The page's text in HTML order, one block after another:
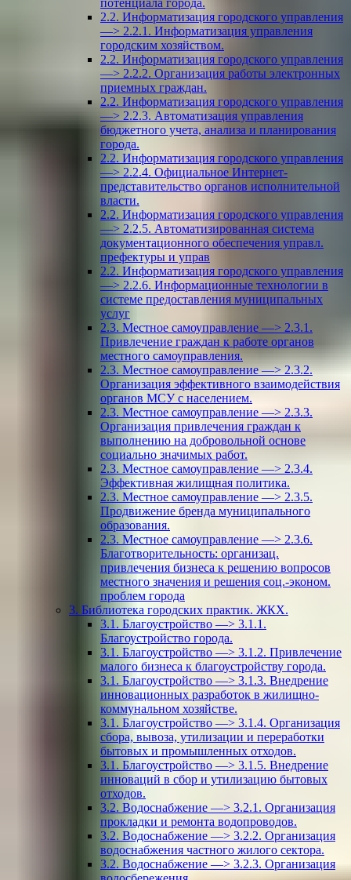
потенциала города.
2.2. Информатизация городского управления
—> 2.2.1. Информатизация управления
городским хозяйством.
2.2. Информатизация городского управления
—> 2.2.2. Организация работы электронных
приемных граждан.
2.2. Информатизация городского управления
—> 2.2.3. Автоматизация управления
бюджетного учета, анализа и планирования
города.
2.2. Информатизация городского управления
—> 2.2.4. Официальное Интернет-
представительство органов исполнительной
власти.
2.2. Информатизация городского управления
—> 2.2.5. Автоматизированная система
документационного обеспечения управл.
префектуры и управ
2.2. Информатизация городского управления
—> 2.2.6. Информационные технологии в
системе предоставления муниципальных
услуг
2.3. Местное самоуправление —> 2.3.1.
Привлечение граждан к работе органов
местного самоуправления.
2.3. Местное самоуправление —> 2.3.2.
Организация эффективного взаимодействия
органов МСУ с населением.
2.3. Местное самоуправление —> 2.3.3.
Организация привлечения граждан к
выполнению на добровольной основе
социально значимых работ.
2.3. Местное самоуправление —> 2.3.4.
Эффективная жилищная политика.
2.3. Местное самоуправление —> 2.3.5.
Продвижение бренда муниципального
образования.
2.3. Местное самоуправление —> 2.3.6.
Благотворительность: организац.
привлечения бизнеса к решению вопросов
местного значения и решения соц.-эконом.
проблем города
3. Библиотека городских практик. ЖКХ.
3.1. Благоустройство —> 3.1.1.
Благоустройство города.
3.1. Благоустройство —> 3.1.2. Привлечение
малого бизнеса к благоустройству города.
3.1. Благоустройство —> 3.1.3. Внедрение
инновационных разработок в жилищно-
коммунальном хозяйстве.
3.1. Благоустройство —> 3.1.4. Организация
сбора, вывоза, утилизации и переработки
бытовых и промышленных отходов.
3.1. Благоустройство —> 3.1.5. Внедрение
инноваций в сбор и утилизацию бытовых
отходов.
3.2. Водоснабжение —> 3.2.1. Организация
прокладки и ремонта водопроводов.
3.2. Водоснабжение —> 3.2.2. Организация
водоснабжения частного жилого сектора.
3.2. Водоснабжение —> 3.2.3. Организация